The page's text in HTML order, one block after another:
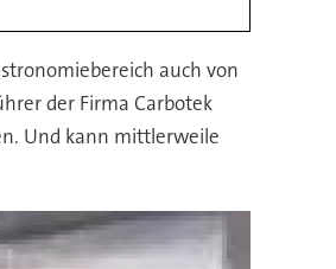
auch von
der Firma Carbotek
Und kann mittlerweile